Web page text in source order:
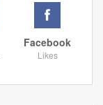
Facebook
Likes